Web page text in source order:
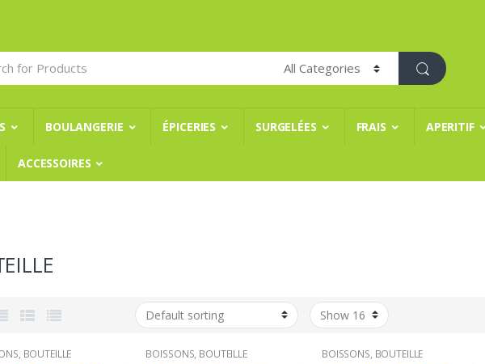
BOULANGERIE ÉPICERIES SURGELÉES FRAIS APERITIF
ACCESSOIRES
, BOUTEILLE BOISSONS, BOUTEILLE BOISSONS, BOUTEILLE